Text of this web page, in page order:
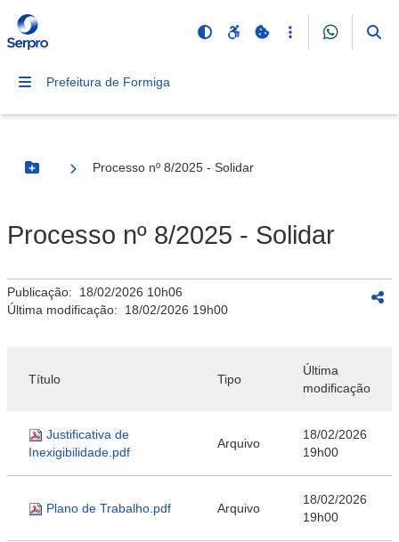
Prefeitura de Formiga
Botão Menu
Processo nº 8/2025 - Solidar
Processo nº 8/2025 - Solidar
Publicação: 18/02/2026 10h06
Última modificação: 18/02/2026 19h00
Título Tipo
Última
modificação
Justificativa de
Inexigibilidade.pdf
Arquivo
18/02/2026
19h00
Plano de Trabalho.pdf Arquivo
18/02/2026
19h00